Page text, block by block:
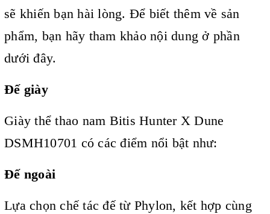
sẽ khiến bạn hài lòng. Để biết thêm về sản
phẩm, bạn hãy tham khảo nội dung ở phần
dưới đây.
Đế giày
Giày thể thao nam Bitis Hunter X Dune
DSMH10701 có các điểm nổi bật như:
Đế ngoài
Lựa chọn chế tác đế từ Phylon, kết hợp cùng